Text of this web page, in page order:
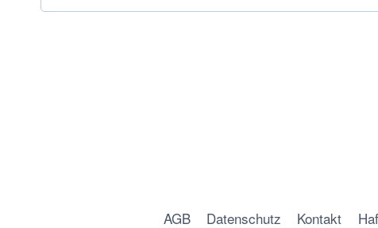
AGB Datenschutz Kontakt